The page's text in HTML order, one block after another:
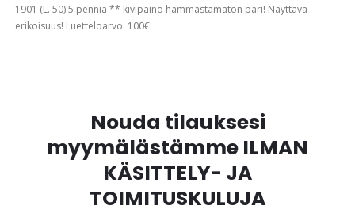
1901 (L. 50) 5 penniä ** kivipaino hammastamaton pari! Näyttävä
erikoisuus! Luetteloarvo: 100€
Nouda tilauksesi
myymälästämme ILMAN
KÄSITTELY- JA
TOIMITUSKULUJA